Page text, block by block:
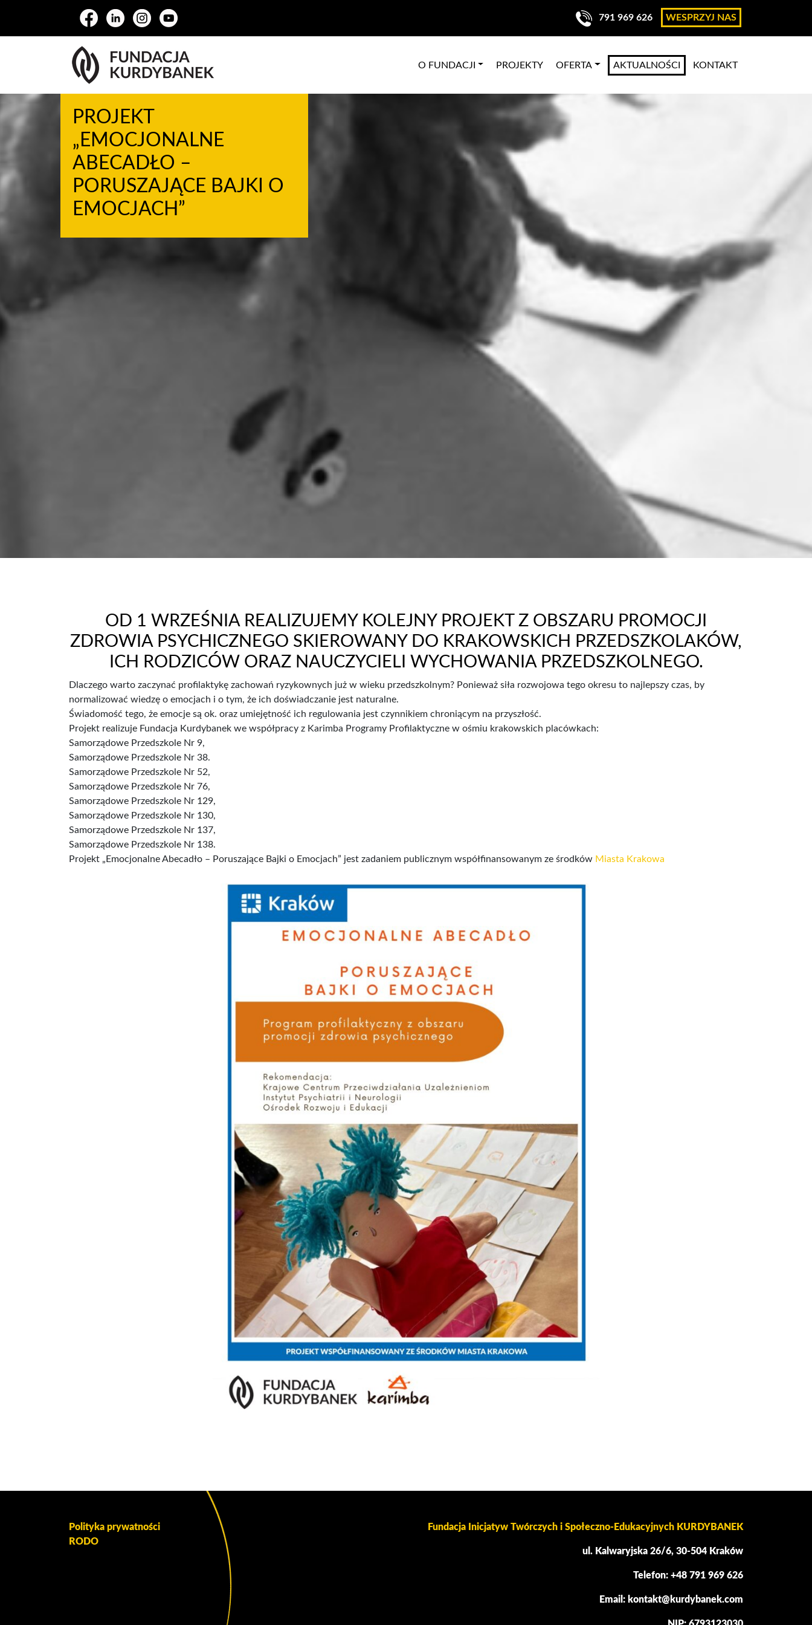
791 969 626 WESPRZYJ NAS
O FUNDACJI PROJEKTY OFERTA AKTUALNOŚCI KONTAKT
PROJEKT
„EMOCJONALNE
ABECADŁO –
PORUSZAJĄCE BAJKI O
EMOCJACH”
OD 1 WRZEŚNIA REALIZUJEMY KOLEJNY PROJEKT Z OBSZARU PROMOCJI
ZDROWIA PSYCHICZNEGO SKIEROWANY DO KRAKOWSKICH PRZEDSZKOLAKÓW,
ICH RODZICÓW ORAZ NAUCZYCIELI WYCHOWANIA PRZEDSZKOLNEGO.
Dlaczego warto zaczynać profilaktykę zachowań ryzykownych już w wieku przedszkolnym? Ponieważ siła rozwojowa tego okresu to najlepszy czas, by
normalizować wiedzę o emocjach i o tym, że ich doświadczanie jest naturalne.
Świadomość tego, że emocje są ok. oraz umiejętność ich regulowania jest czynnikiem chroniącym na przyszłość.
Projekt realizuje Fundacja Kurdybanek we współpracy z Karimba Programy Profilaktyczne w ośmiu krakowskich placówkach:
Samorządowe Przedszkole Nr 9,
Samorządowe Przedszkole Nr 38.
Samorządowe Przedszkole Nr 52,
Samorządowe Przedszkole Nr 76,
Samorządowe Przedszkole Nr 129,
Samorządowe Przedszkole Nr 130,
Samorządowe Przedszkole Nr 137,
Samorządowe Przedszkole Nr 138.
Projekt „Emocjonalne Abecadło – Poruszające Bajki o Emocjach” jest zadaniem publicznym współfinansowanym ze środków Miasta Krakowa
Polityka prywatności
RODO
Fundacja Inicjatyw Twórczych i Społeczno-Edukacyjnych KURDYBANEK
ul. Kalwaryjska 26/6, 30-504 Kraków
Telefon: +48 791 969 626
Email: kontakt@kurdybanek.com